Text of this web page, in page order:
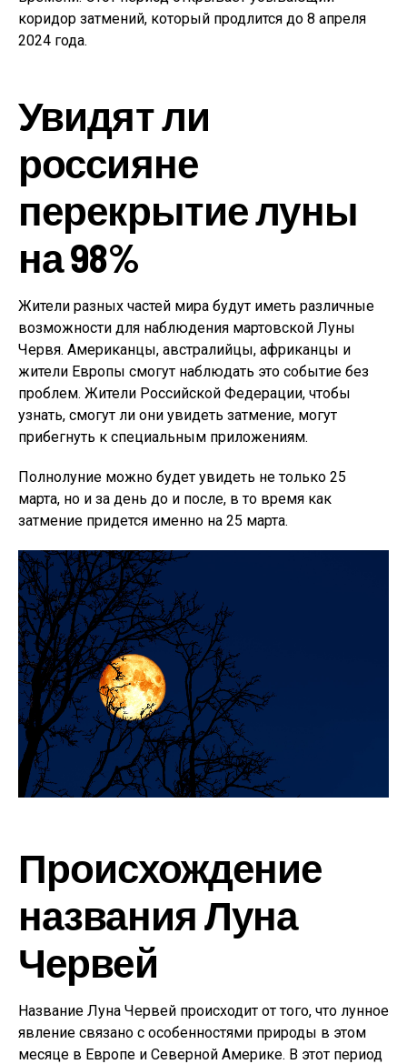
коридор затмений, который продлится до 8 апреля
2024 года.
Увидят ли
россияне
перекрытие луны
на 98%
Жители разных частей мира будут иметь различные
возможности для наблюдения мартовской Луны
Червя. Американцы, австралийцы, африканцы и
жители Европы смогут наблюдать это событие без
проблем. Жители Российской Федерации, чтобы
узнать, смогут ли они увидеть затмение, могут
прибегнуть к специальным приложениям.
Полнолуние можно будет увидеть не только 25
марта, но и за день до и после, в то время как
затмение придется именно на 25 марта.
Происхождение
названия Луна
Червей
Название Луна Червей происходит от того, что лунное
явление связано с особенностями природы в этом
месяце в Европе и Северной Америке. В этот период